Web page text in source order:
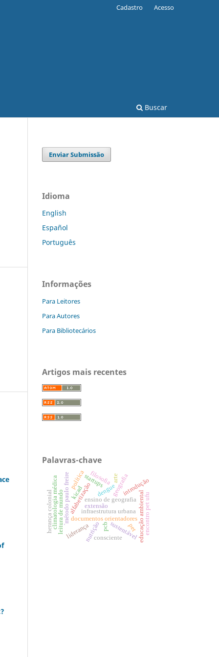
Buscar
Cadastro Acesso
Enviar Submissão
Idioma
English
Español
Português
Informações
Para Leitores
Para Autores
Para Bibliotecários
Artigos mais recentes
Palavras-chave
ensino de geografia
alfabetização
´método paulo freire
leitura de mundo documentos orientadores
geografia
educação ambiental
infraestrutura urbana
dengue
climatologia médica startups
encontro pet ufu
nutrição sustentável
pet
extensão
herança colonial pcb
kicad introdução
liderança consciente
filosofia arte
política